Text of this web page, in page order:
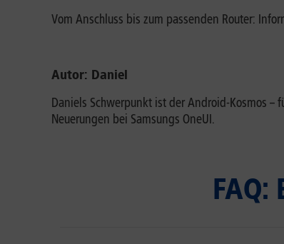
Vom Anschluss bis zum passenden Router:
Autor: Daniel
Daniels Schwerpunkt ist der Android-Kosmos –
Neuerungen bei Samsungs OneUI.